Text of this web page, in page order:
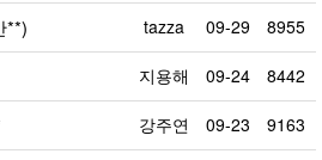
**) tazza 09-29 8955
지용해 09-24 8442
강주연 09-23 9163